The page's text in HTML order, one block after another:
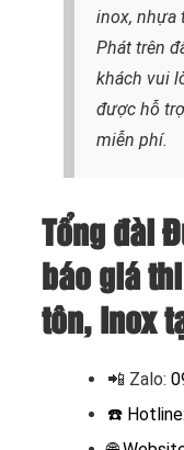
inox, nhựa
Phát trên
khách vui
được hỗ
miễn phí.
Tổng đài
báo giá
tôn, Inox
📲 Zalo:
☎️